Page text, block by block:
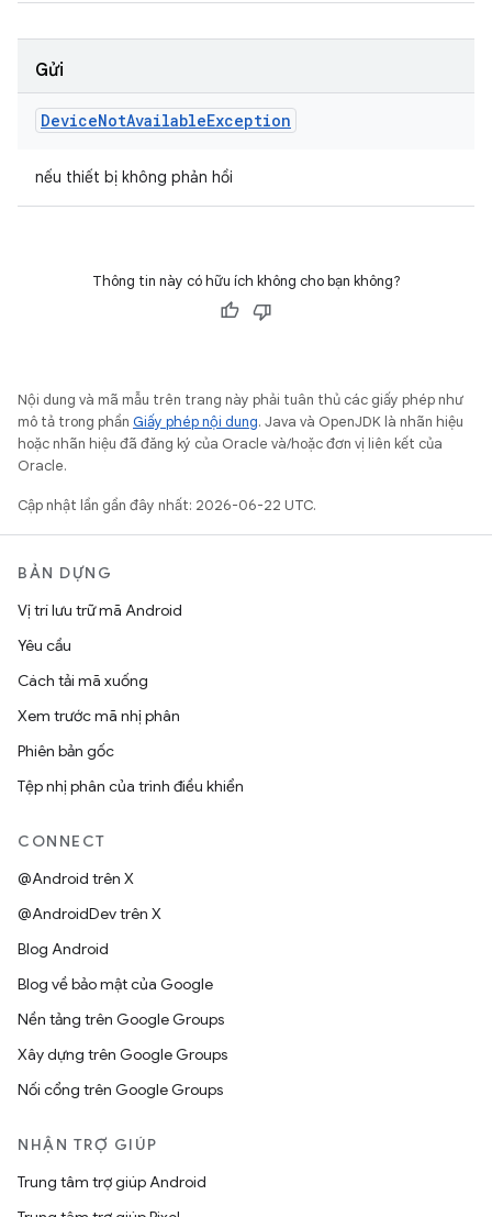
Gửi
DeviceNotAvailableException
nếu thiết bị không phản hồi
Thông tin này có hữu ích không cho bạn không?
Nội dung và mã mẫu trên trang này phải tuân thủ các giấy phép như
mô tả trong phần Giấy phép nội dung. Java và OpenJDK là nhãn hiệu
hoặc nhãn hiệu đã đăng ký của Oracle và/hoặc đơn vị liên kết của
Oracle.
Cập nhật lần gần đây nhất: 2026-06-22 UTC.
BẢN DỰNG
Vị trí lưu trữ mã Android
Yêu cầu
Cách tải mã xuống
Xem trước mã nhị phân
Phiên bản gốc
Tệp nhị phân của trình điều khiển
CONNECT
@Android trên X
@AndroidDev trên X
Blog Android
Blog về bảo mật của Google
Nền tảng trên Google Groups
Xây dựng trên Google Groups
Nối cổng trên Google Groups
NHẬN TRỢ GIÚP
Trung tâm trợ giúp Android